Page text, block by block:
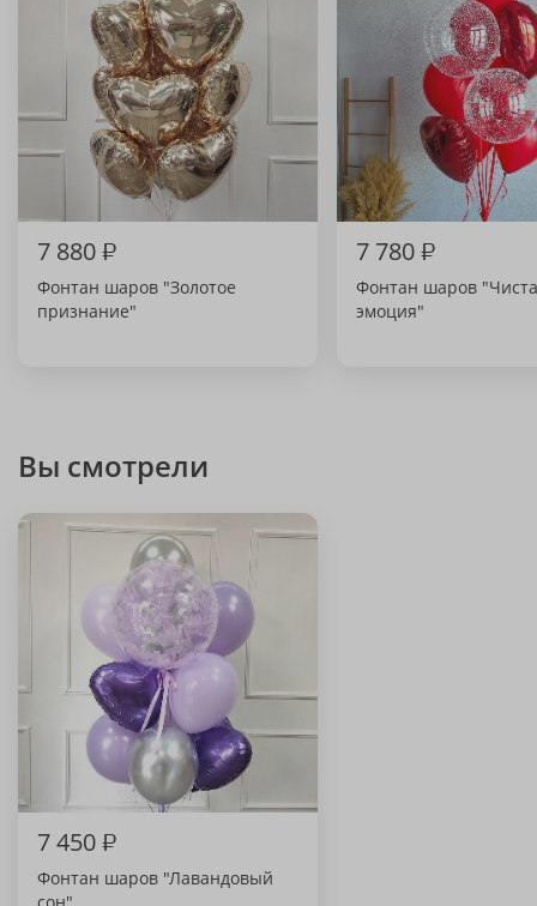
7 880₽
Фонтан шаров "Золотое
признание"
7 780₽
Фонтан шаров
эмоция"
Вы смотрели
7 450₽
Фонтан шаров "Лавандовый